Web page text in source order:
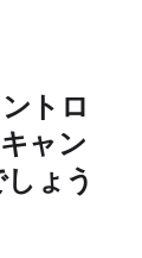
トロ
ャン
ょう